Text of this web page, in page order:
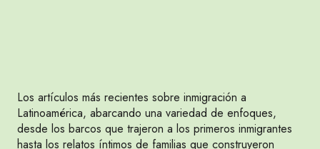
Los artículos más recientes sobre inmigración a
Latinoamérica, abarcando una variedad de enfoques,
desde los barcos que trajeron a los primeros inmigrantes
hasta los relatos íntimos de familias que construyeron